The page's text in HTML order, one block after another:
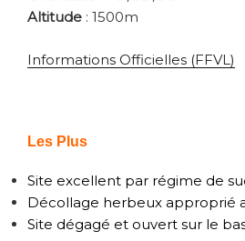
Altitude : 1500m
Informations Officielles (FFVL)
Les Plus
Site excellent par régime de
Décollage herbeux approprié
Site dégagé et ouvert sur le